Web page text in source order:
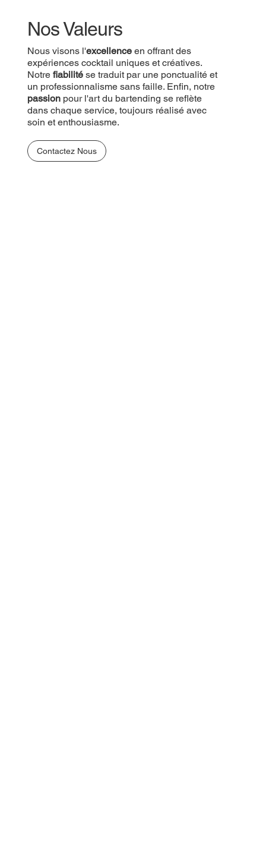
Nos Valeurs
Nous visons l'excellenceen offrant des
expériences cocktail uniques et créatives.
Notre fiabilité se traduit par une ponctualité et
un professionnalisme sans faille. Enfin, notre
passionpour l'art du bartending se reflète
dans chaque service, toujours réalisé avec
soin et enthousiasme.
Contactez Nous